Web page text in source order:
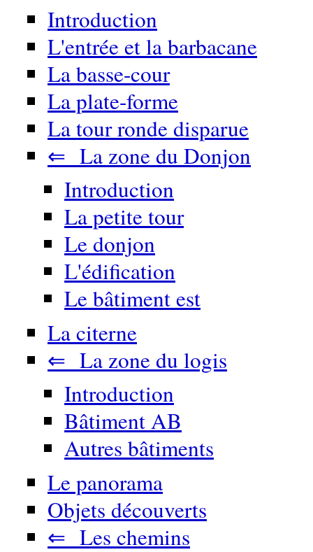
Introduction
L'entrée et la barbacane
La basse-cour
La plate-forme
La tour ronde disparue
⇐ La zone du Donjon
Introduction
La petite tour
Le donjon
L'édification
Le bâtiment est
La citerne
⇐ La zone du logis
Introduction
Bâtiment AB
Autres bâtiments
Le panorama
Objets découverts
⇐ Les chemins